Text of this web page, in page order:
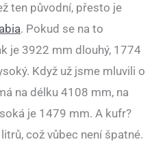
ten původní, přesto je
. Pokud se na to
je 3922 mm dlouhý, 1774
Když už jsme mluvili o
na délku 4108 mm, na
je 1479 mm. A kufr?
což vůbec není špatné.